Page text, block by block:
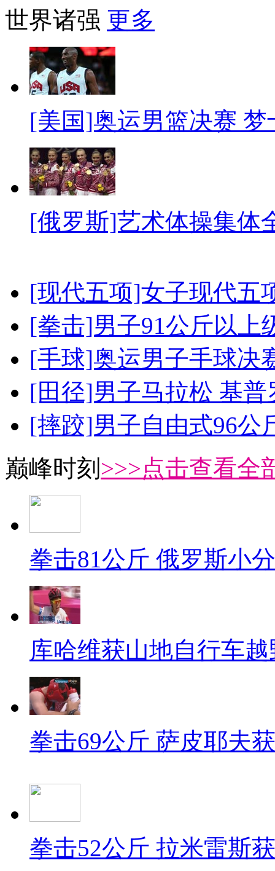
世界诸强 更多
[美国]奥运男篮决赛
[俄罗斯]艺术体操集体
[现代五项]女子现代五
[拳击]男子91公斤以上
[手球]奥运男子手球决
[田径]男子马拉松 基
[摔跤]男子自由式96公
巅峰时刻 >>>点击查看全
拳击81公斤 俄罗斯小
库哈维获山地自行车
拳击69公斤 萨皮耶夫
拳击52公斤 拉米雷斯